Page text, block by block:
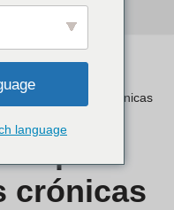
enfermedades crónicas
para
crónicas
language